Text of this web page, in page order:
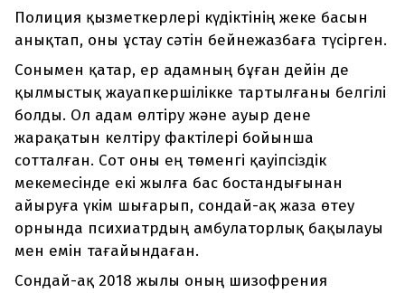
Полиция қызметкерлері күдіктінің жеке басын
анықтап, оны ұстау сәтін бейнежазбаға түсірген.
Сонымен қатар, ер адамның бұған дейін де
қылмыстық жауапкершілікке тартылғаны белгілі
болды. Ол адам өлтіру және ауыр дене
жарақатын келтіру фактілері бойынша
сотталған. Сот оны ең төменгі қауіпсіздік
мекемесінде екі жылға бас бостандығынан
айыруға үкім шығарып, сондай-ақ жаза өтеу
орнында психиатрдың амбулаторлық бақылауы
мен емін тағайындаған.
Сондай-ақ 2018 жылы оның шизофрения